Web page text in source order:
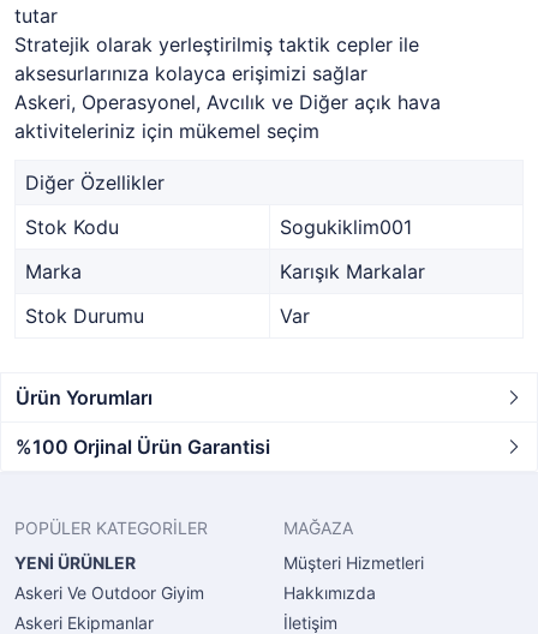
tutar
Stratejik olarak yerleştirilmiş taktik cepler ile
aksesurlarınıza kolayca erişimizi sağlar
Askeri, Operasyonel, Avcılık ve Diğer açık hava
aktiviteleriniz için mükemel seçim
Diğer Özellikler
Stok Kodu
Sogukiklim001
Marka
Karışık Markalar
Stok Durumu
Var
Ürün Yorumları
%100 Orjinal Ürün Garantisi
POPÜLER KATEGORİLER
YENİ ÜRÜNLER
Askeri Ve Outdoor Giyim
Askeri Ekipmanlar
MAĞAZA
Müşteri Hizmetleri
Hakkımızda
İletişim